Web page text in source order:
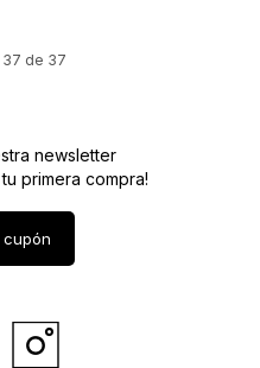
37 de 37
newsletter
primera compra!
cupón
